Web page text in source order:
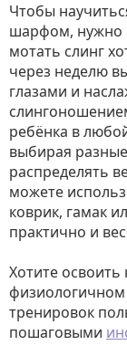
Чтобы
шарфом, нужно
мотать слинг
через неделю
глазами и
ребёнка в
выбирая
распределять
можете
коврик, гамак
практично и
Хотите
тренировок
пошаговыми